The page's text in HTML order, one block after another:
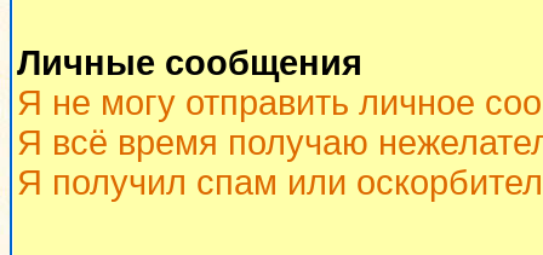
Личные сообщения
Я не могу отправить личное
Я всё время получаю
Я получил спам или